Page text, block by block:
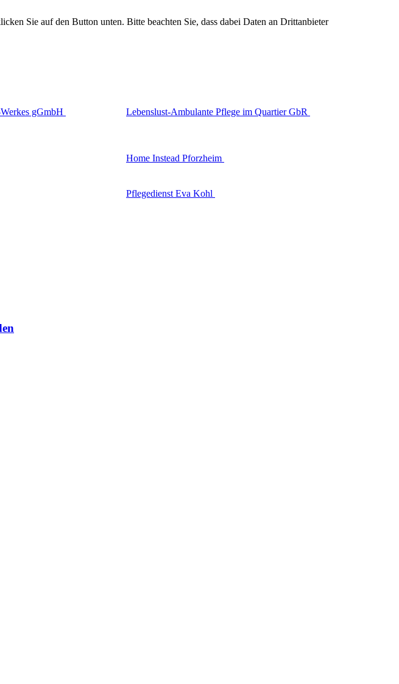
Sie auf den Button unten. Bitte beachten Sie, dass dabei Daten an Drittanbieter
gGmbH Lebenslust-Ambulante Pflege im Quartier GbR
Home Instead Pforzheim
Pflegedienst Eva Kohl